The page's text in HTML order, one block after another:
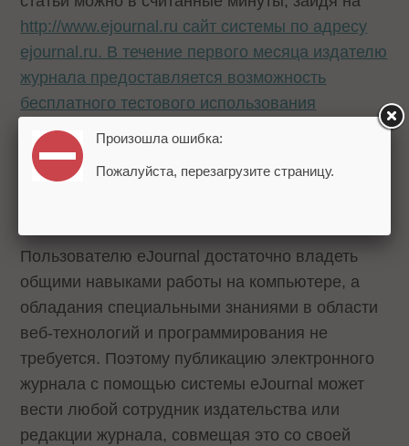
http://www.ejournal.ru сайт системы по адресу
ejournal.ru. В течение первого месяца издателю
журнала предоставляется возможность
бесплатного тестового использования
системы. сайт системы по адресу . В течение
первого месяца издателю журнала
предоставляется возможность бесплатного
Пользователю eJournal достаточно владеть
общими навыками работы на компьютере, а
обладания специальными знаниями в области
веб-технологий и программирования не
требуется. Поэтому публикацию электронного
журнала с помощью системы eJournal может
вести любой сотрудник издательства или
редакции журнала, совмещая это со своей
Произошла ошибка:
Пожалуйста, перезагрузите страницу.